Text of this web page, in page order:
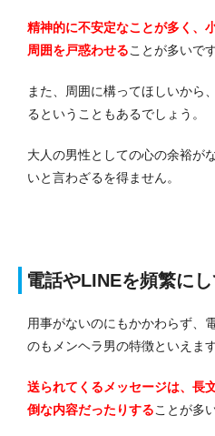
精神的に不安定なことが多く、
周囲を戸惑わせることが多いです
また、周囲に構ってほしいから
るということもあるでしょう。
大人の男性としての心の余裕が
いと言わざるを得ません。
電話やLINEを頻繁に
用事がないのにもかかわらず、
のもメンヘラ男の特徴といえます
送られてくるメッセージは、長
倒な内容だったりすることが多